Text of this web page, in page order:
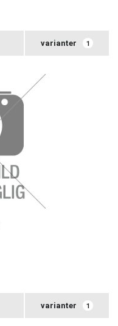
varianter 1
varianter 1